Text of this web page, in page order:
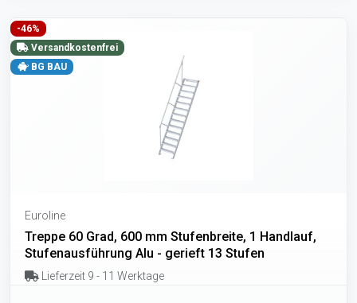
-46%
Versandkostenfrei
BG BAU
Euroline
Treppe 60 Grad, 600 mm Stufenbreite, 1 Handlauf,
Stufenausführung Alu - gerieft 13 Stufen
Lieferzeit 9 - 11 Werktage